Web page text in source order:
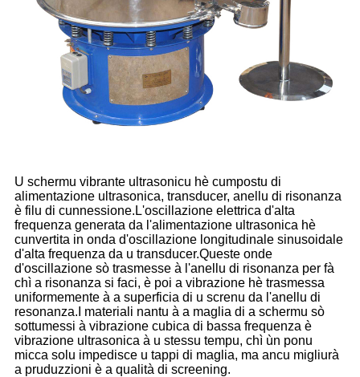
U schermu vibrante ultrasonicu hè cumpostu di
alimentazione ultrasonica, transducer, anellu di risonanza
è filu di cunnessione.L'oscillazione elettrica d'alta
frequenza generata da l'alimentazione ultrasonica hè
cunvertita in onda d'oscillazione longitudinale sinusoidale
d'alta frequenza da u transducer.Queste onde
d'oscillazione sò trasmesse à l'anellu di risonanza per fà
chì a risonanza si faci, è poi a vibrazione hè trasmessa
uniformemente à a superficia di u screnu da l'anellu di
resonanza.I materiali nantu à a maglia di a schermu sò
sottumessi à vibrazione cubica di bassa frequenza è
vibrazione ultrasonica à u stessu tempu, chì ùn ponu
micca solu impedisce u tappi di maglia, ma ancu migliurà
a pruduzzioni è a qualità di screening.